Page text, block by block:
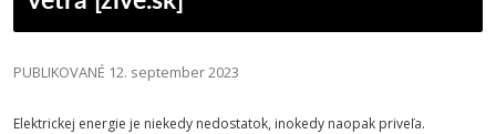
PUBLIKOVANÉ 12. september 2023
Elektrickej energie je niekedy nedostatok, inokedy naopak priveľa.